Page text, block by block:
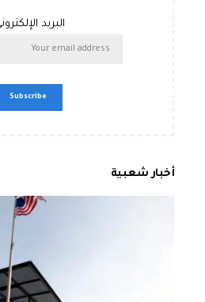
البريد
أخبار شعبية